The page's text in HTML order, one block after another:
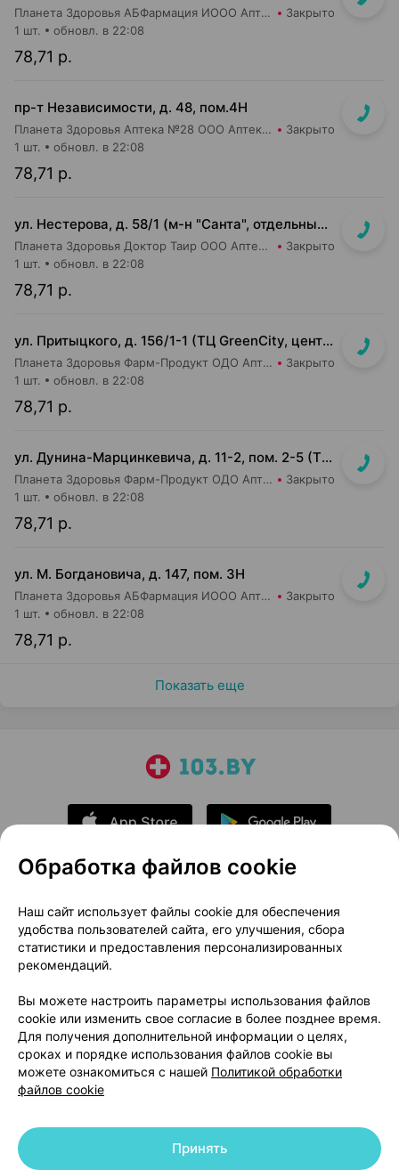
Планета Здоровья АБФармация ИООО Аптека №26 Закрыто
78,71 р.
1 шт. обновл. в 22:08
пр-т Независимости, д. 48, пом.4Н
Планета Здоровья Аптека №28 ООО Аптека №1 Закрыто
78,71 р.
1 шт. обновл. в 22:08
ул. Нестерова, д. 58/1 (м-н "Санта", отдельный вход)
Планета Здоровья Доктор Таир ООО Аптека №18 Закрыто
78,71 р.
1 шт. обновл. в 22:08
ул. Притыцкого, д. 156/1-1 (ТЦ GreenCity, центральный вход со стороны метро)
Планета Здоровья Фарм-Продукт ОДО Аптека №23 Закрыто
78,71 р.
1 шт. обновл. в 22:08
ул. Дунина-Марцинкевича, д. 11-2, пом. 2-5 (ТЦ Раковский кирмаш)
Планета Здоровья Фарм-Продукт ОДО Аптека №24 Закрыто
78,71 р.
1 шт. обновл. в 22:08
ул. М. Богдановича, д. 147, пом. 3Н
Планета Здоровья АБФармация ИООО Аптека №8 Закрыто
78,71 р.
1 шт. обновл. в 22:08
Показать еще
О проекте
Новости проекта
Размещение рекламы
Медицинский маркетинг
Публичный договор
Доставка
Способы оплаты
Вакансии
Партнеры
Написать руководителю 103.by
Написать в поддержку
Персональные настройки Cookie
© 2026 ООО «Артокс Лаб», УНП 191700409 | 220012, Республика Беларусь,
Обработка файлов cookie
Наш сайт использует файлы cookie для обеспечения
удобства пользователей сайта, его улучшения, сбора
статистики и предоставления персонализированных
рекомендаций.
Вы можете настроить параметры использования файлов
cookie или изменить свое согласие в более позднее время.
Для получения дополнительной информации о целях,
сроках и порядке использования файлов cookie вы
можете ознакомиться с нашей Политикой обработки
файлов cookie
Принять